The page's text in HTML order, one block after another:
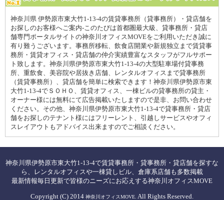
神奈川県 伊勢原市東大竹1-13-4の賃貸事務所（貸事務所）・貸店舗を
お探しのお客様へご案内-このたびは首都圏最大級、貸事務所・貸店
舗専門ポータルサイトの神奈川オフィスMOVEをご利用いただき誠に
有り難うございます。事務所移転、飲食店開業や新規独立まで賃貸事
務所・賃貸オフィス・貸店舗の仲介実績豊富なスタッフがフルサポー
ト致します。神奈川県伊勢原市東大竹1-13-4の大型駐車場付貸事務
所、重飲食、美容院や居抜き店舗、レンタルオフィスまで貸事務所
（賃貸事務所）、貸店舗を簡単に検索できます！神奈川県伊勢原市東
大竹1-13-4でＳＯＨＯ、賃貸オフィス、一棟ビルの貸事務所の貸主・
オーナー様には無料にて広告掲載いたしますので是非、お問い合わせ
ください。その他、神奈川県伊勢原市東大竹1-13-4で貸事務所・貸店
舗をお探しのテナント様にはフリーレント、引越しサービスやオフィ
スレイアウトもアドバイス出来ますのでご相談ください。
神奈川県伊勢原市東大竹1-13-4で賃貸事務所・貸事務所・貸店舗を探すな
ら、レンタルオフィスや一棟貸しビル、倉庫系店舗も多数掲載
最新情報毎日更新で皆様のニーズにお応えする神奈川オフィスMOVE
Copyright (C) 2014 神奈川オフィスMOVE. All Rights Reserved.